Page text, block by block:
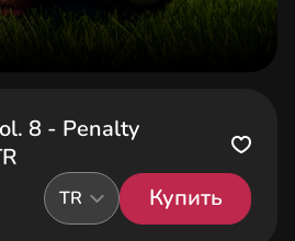
8 - Penalty
TR Купить